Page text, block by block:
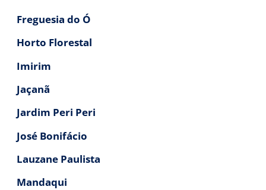
Freguesia do Ó
Horto Florestal
Imirim
Jaçanã
Jardim Peri Peri
José Bonifácio
Lauzane Paulista
Mandaqui